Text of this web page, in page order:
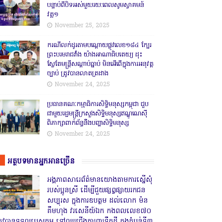
បន្ទាប់ពីបិទអស់មួយរយ:ពេលសូមស្វាគមន៍
វគ្គ១
November 25, 2025
ករណីលក់ដូរតាមបណ្តោយផ្លូវលេខ១៨៤ ក្បែរ
ព្រះបរមរាជវាំង យ៉ាងអាណាធិបតេយ្យ ដុះ
ស្លែតែមន្ត្រីសណ្តាប់ធ្នាប់ មិនអើពើក្នុងការអនុវត្ត
ច្បាប់ ត្រូវបានលាតត្រដាង
November 24, 2025
ប្រធានគណៈកម្មាធិការសិទ្ធិមនុស្សកម្ពុជា ជួប
ជាមួយរដ្ឋមន្ត្រីក្រសួងសិទ្ធិមនុស្សឥណ្ឌូណេស៊ី
ពិភាក្សាពាក់ព័ន្ធនឹងបញ្ហាសិទ្ធិមនុស្ស
November 24, 2025
អត្ថបទមានអ្នកអានច្រើន
អង្គភាពសារេព័ត៌មានយោងតាមការស្នើសុំ
របស់ប្អូនស្រី ដើម្បីជួយផ្សព្វផ្សាយរកជន
សប្បុរស ក្នុងការឧបត្ថម ដល់លោក ម៉ន
គឹមហុង វរសេនីយ៍ឯក កងពលលេខ៧០